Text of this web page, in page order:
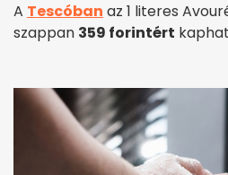
A Tescóban az 1 literes
szappan 359 forintért